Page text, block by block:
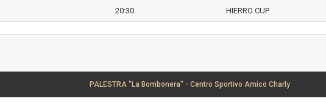
20:30 HIERRO CUP
PALESTRA "La Bombonera" - Centro Sportivo Amico Charly